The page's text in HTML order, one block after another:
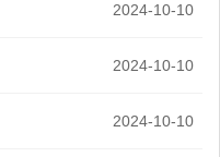
2024-10-10
2024-10-10
2024-10-10